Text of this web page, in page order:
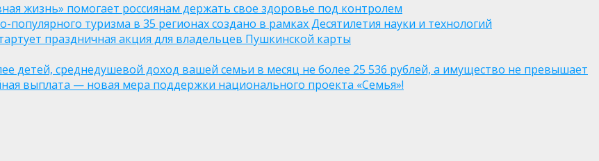
жизнь» помогает россиянам держать свое здоровье под контролем
туризма в 35 регионах создано в рамках Десятилетия науки и технологий
праздничная акция для владельцев Пушкинской карты
детей, среднедушевой доход вашей семьи в месяц не более 25 536 рублей, а имущество не превышает
выплата — новая мера поддержки национального проекта «Семья»!